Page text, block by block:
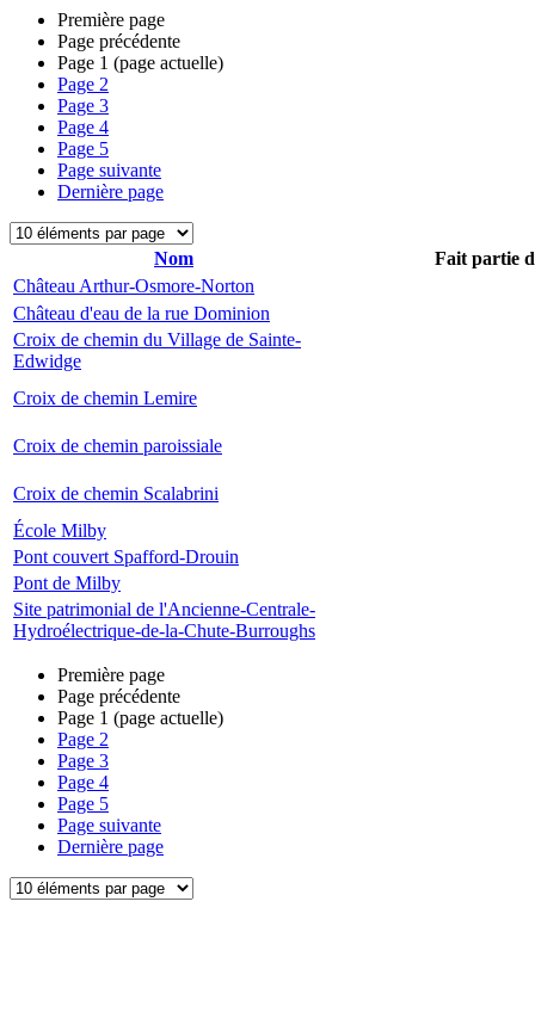
Première page
Page précédente
Page 1 (page actuelle)
Page 2
Page 3
Page 4
Page 5
Page suivante
Dernière page
Nom
Fait partie
Château Arthur-Osmore-Norton
Château d'eau de la rue Dominion
Croix de chemin du Village de Sainte-
Edwidge
Croix de chemin Lemire
Croix de chemin paroissiale
Croix de chemin Scalabrini
École Milby
Pont couvert Spafford-Drouin
Pont de Milby
Site patrimonial de l'Ancienne-Centrale-
Hydroélectrique-de-la-Chute-Burroughs
Première page
Page précédente
Page 1 (page actuelle)
Page 2
Page 3
Page 4
Page 5
Page suivante
Dernière page